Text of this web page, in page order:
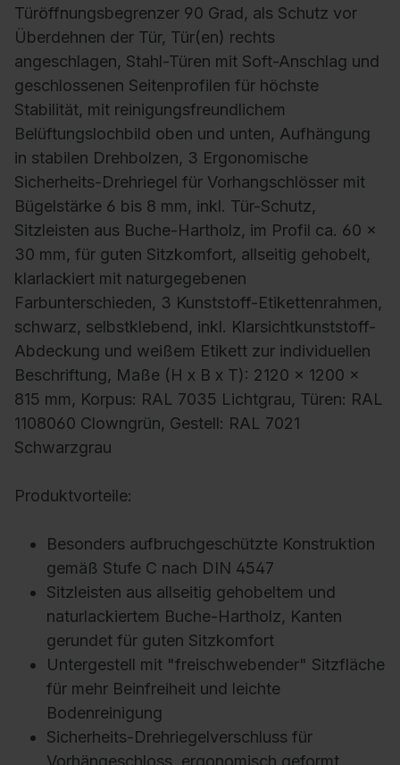
Türöffnungsbegrenzer 90 Grad, als Schutz vor
Überdehnen der Tür, Tür(en) rechts
angeschlagen, Stahl-Türen mit Soft-Anschlag und
geschlossenen Seitenprofilen für höchste
Stabilität, mit reinigungsfreundlichem
Belüftungslochbild oben und unten, Aufhängung
in stabilen Drehbolzen, 3 Ergonomische
Sicherheits-Drehriegel für Vorhangschlösser mit
Bügelstärke 6 bis 8 mm, inkl. Tür-Schutz,
Sitzleisten aus Buche-Hartholz, im Profil ca. 60 x
30 mm, für guten Sitzkomfort, allseitig gehobelt,
klarlackiert mit naturgegebenen
Farbunterschieden, 3 Kunststoff-Etikettenrahmen,
schwarz, selbstklebend, inkl. Klarsichtkunststoff-
Abdeckung und weißem Etikett zur individuellen
Beschriftung, Maße (H x B x T): 2120 x 1200 x
815 mm, Korpus: RAL 7035 Lichtgrau, Türen: RAL
1108060 Clowngrün, Gestell: RAL 7021
Schwarzgrau
Produktvorteile:
Besonders aufbruchgeschützte Konstruktion
gemäß Stufe C nach DIN 4547
Sitzleisten aus allseitig gehobeltem und
naturlackiertem Buche-Hartholz, Kanten
gerundet für guten Sitzkomfort
Untergestell mit "freischwebender" Sitzfläche
für mehr Beinfreiheit und leichte
Bodenreinigung
Sicherheits-Drehriegelverschluss für
Vorhängeschloss, ergonomisch geformt,